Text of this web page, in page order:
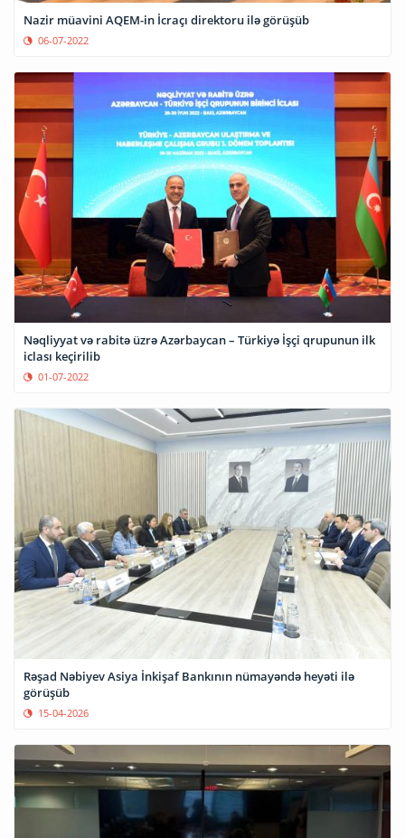
06-07-2022
Nəqliyyat və rabitə üzrə Azərbaycan – Türkiyə İşçi qrupunun ilk
01-07-2022
Rəşad Nəbiyev Asiya İnkişaf Bankının nümayəndə heyəti ilə
görüşüb
15-04-2026